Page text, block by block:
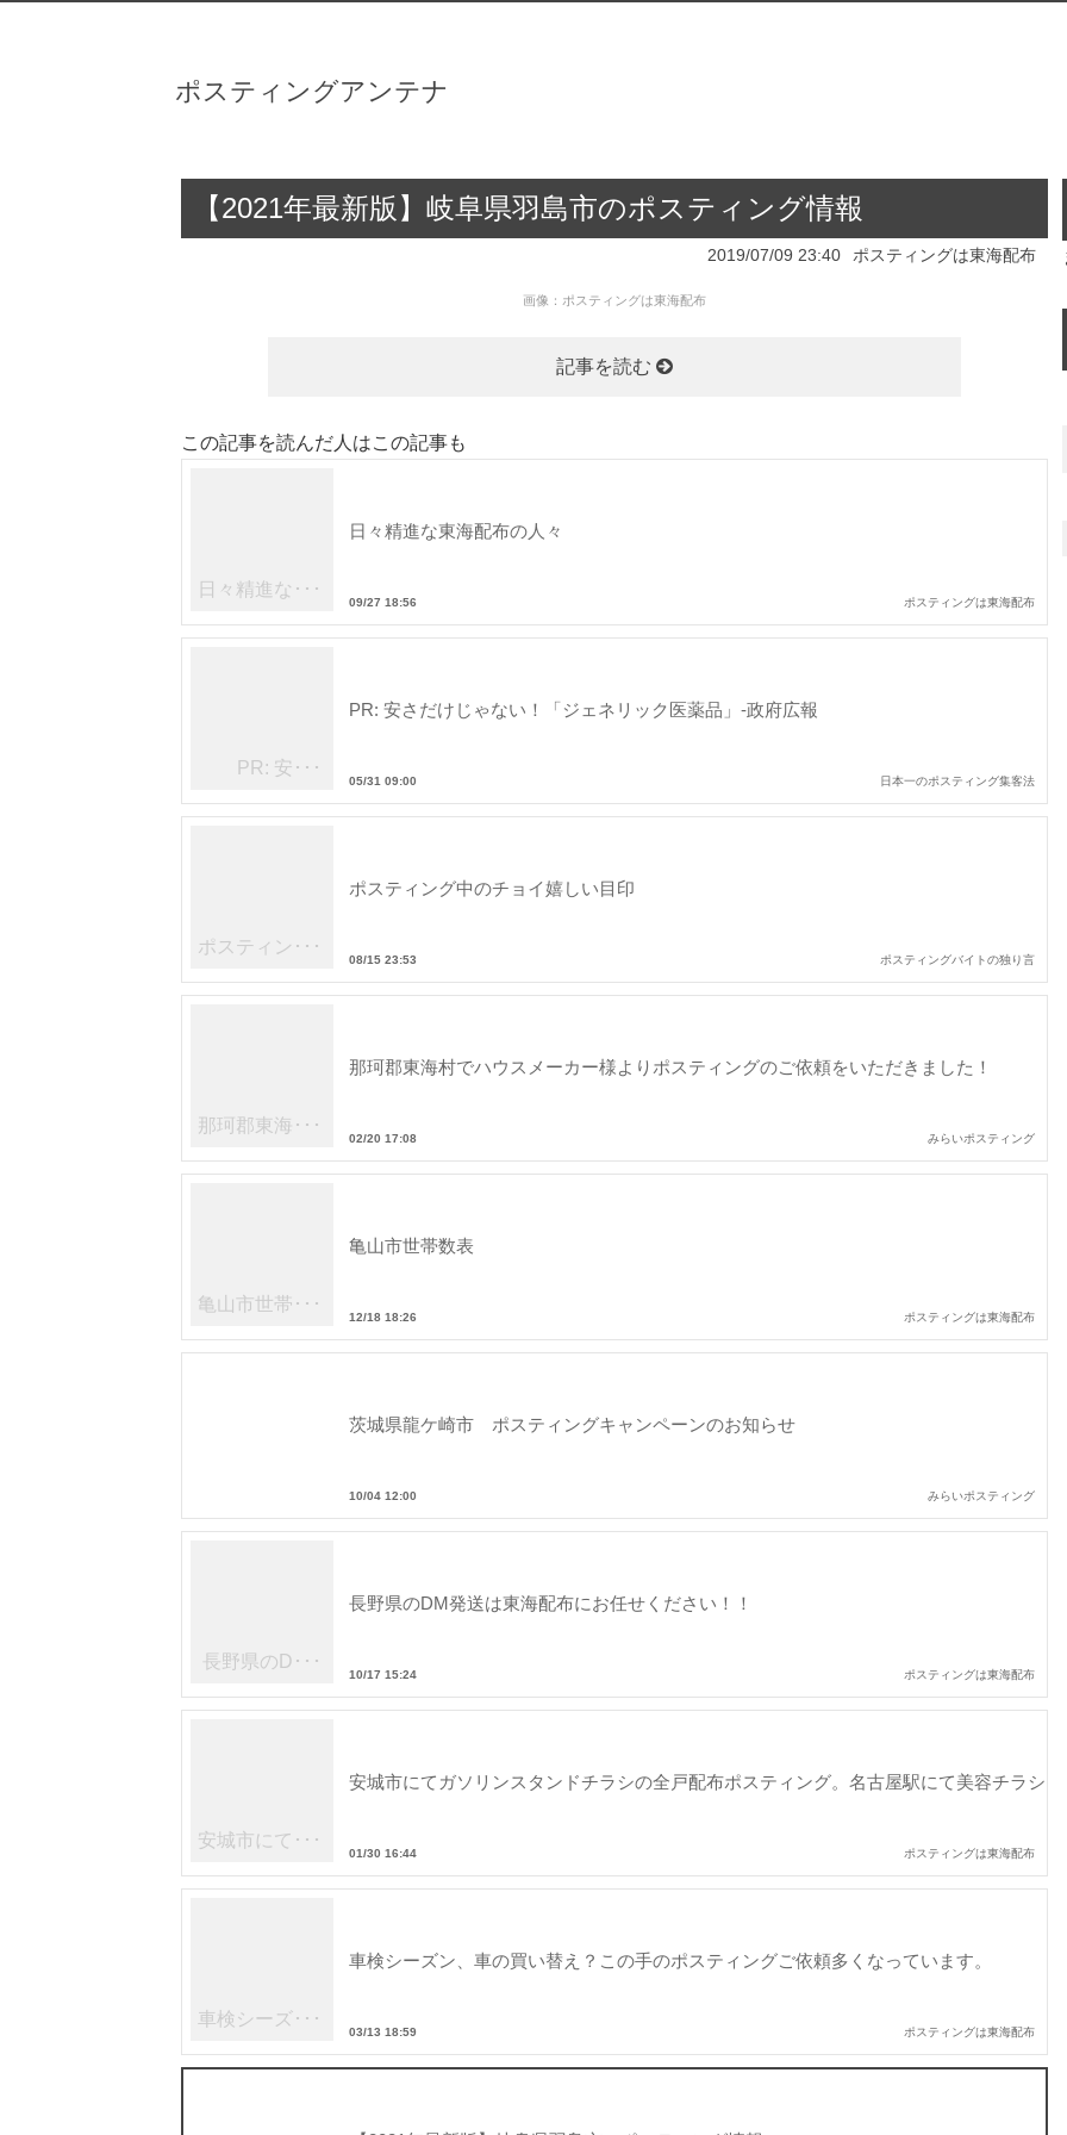
ポスティングアンテナ
【2021年最新版】岐阜県羽島市のポスティング情報
2019/07/09 23:40 ポスティングは東海配布
画像： ポスティングは東海配布
記事を読む
この記事を読んだ人はこの記事も
日々精進な･･･
日々精進な東海配布の人々
09/27 18:56 ポスティングは東海配布
PR: 安･･･
PR: 安さだけじゃない！「ジェネリック医薬品」-政府広報
05/31 09:00 日本一のポスティング集客法
ポスティン･･･
ポスティング中のチョイ嬉しい目印
08/15 23:53 ポスティングバイトの独り言
那珂郡東海･･･
那珂郡東海村でハウスメーカー様よりポスティングのご依頼をいただきました！
02/20 17:08 みらいポスティング
亀山市世帯･･･
亀山市世帯数表
12/18 18:26 ポスティングは東海配布
茨城県龍ケ崎市 ポスティングキャンペーンのお知らせ
10/04 12:00 みらいポスティング
長野県のD･･･
長野県のDM発送は東海配布にお任せください！！
10/17 15:24 ポスティングは東海配布
安城市にて･･･
安城市にてガソリンスタンドチラシの全戸配布ポスティング。名古屋駅にて美容チラシ
01/30 16:44 ポスティングは東海配布
車検シーズ･･･
車検シーズン、車の買い替え？この手のポスティングご依頼多くなっています。
03/13 18:59 ポスティングは東海配布